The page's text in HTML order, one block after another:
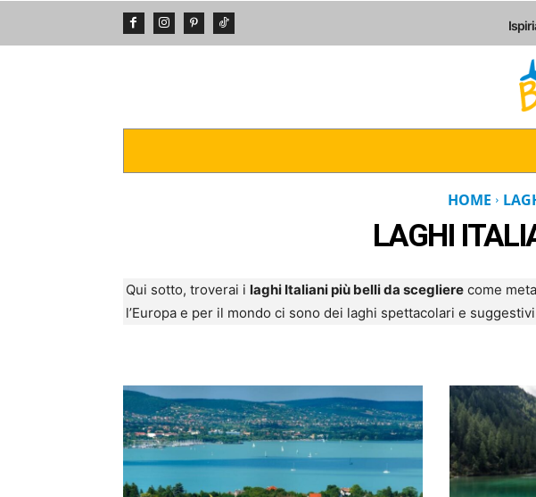
HOME
LAGHI
Qui sotto, troverai i laghi Italiani più belli da scegliere come
l’Europa e per il mondo ci sono dei laghi spettacolari e